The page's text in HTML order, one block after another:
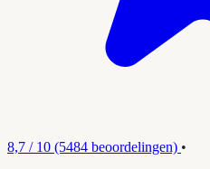
8,7 / 10 (5484 beoordelingen) •